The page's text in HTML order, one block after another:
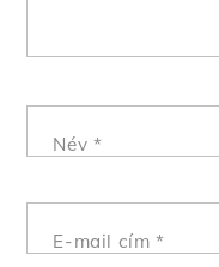
Név *
E-mail cím*